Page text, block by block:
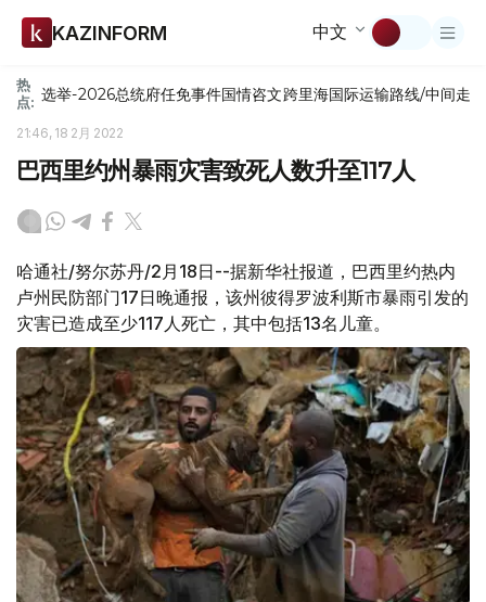
KAZINFORM 中文
热
点: 选举-2026总统府任免事件国情咨文跨里海国际运输路线/中间走廊
21:46, 18 2月 2022
巴西里约州暴雨灾害致死人数升至117人
哈通社/努尔苏丹/2月18日--据新华社报道，巴西里约热内
卢州民防部门17日晚通报，该州彼得罗波利斯市暴雨引发的
灾害已造成至少117人死亡，其中包括13名儿童。